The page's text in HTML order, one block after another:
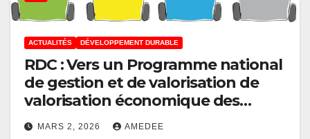
ACTUALITÉS DÉVELOPPEMENT DURABLE
RDC : Vers un Programme national
de gestion et de valorisation de
valorisation économique des
déchets
MARS 2, 2026 AMEDEE